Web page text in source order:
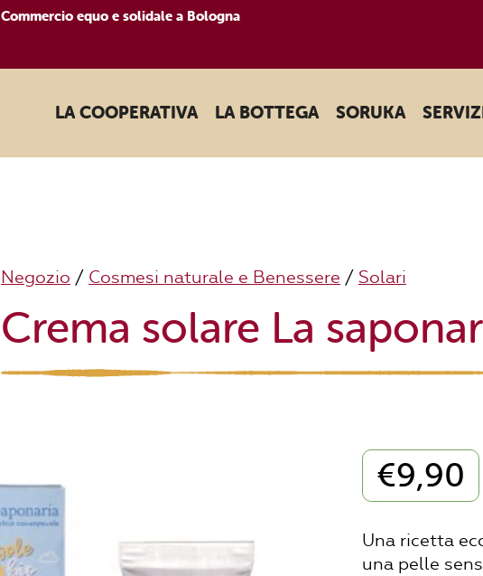
Commercio equo e solidale a Bologna
LA COOPERATIVA LA BOTTEGA SORUKA
Negozio / Cosmesi naturale e Benessere / Solari
Crema solare La
€9,90
Una ricetta
una pelle